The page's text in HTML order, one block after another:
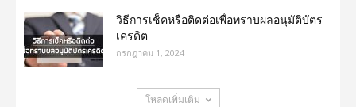
วิธีการเช็คหรือติดต่อเพื่อทราบผลอนุมัติบัตร
เครดิต
กรกฎาคม 1, 2024
โหลดเพิ่มเติม